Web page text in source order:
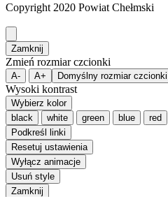
Copyright 2020 Powiat Chełmski
Zamknij
Zmień rozmiar czcionki
A- A+ Domyślny rozmiar czcionki
Wysoki kontrast
Wybierz kolor
black
white green blue red
Podkreśl linki
Resetuj ustawienia
Wyłącz animacje
Usuń style
Zamknij